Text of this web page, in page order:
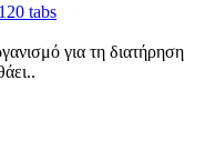
tabs
για τη διατήρηση